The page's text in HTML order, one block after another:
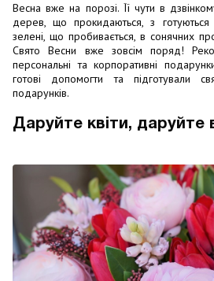
Весна вже на порозі. Її чути в
дерев, що прокидаються, з готуються
зелені, що пробивається, в сонячних
Свято Весни вже зовсім поряд!
персональні та корпоративні
готові допомогти та підготували
подарунків.
Даруйте квіти, даруйте